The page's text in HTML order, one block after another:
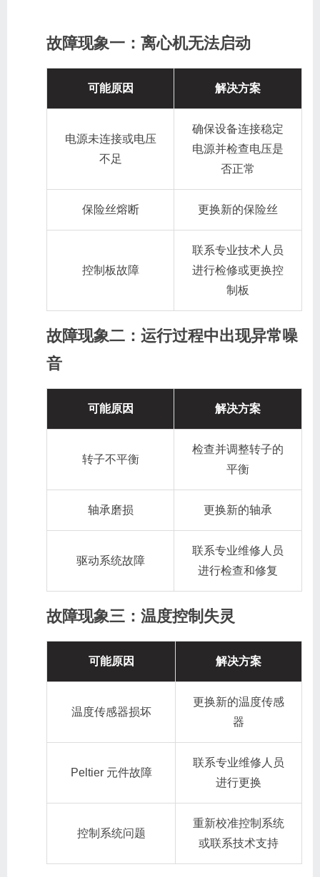
故障现象一：离心机无法启动
可能原因 解决方案
电源未连接或电压
不足
确保设备连接稳定
电源并检查电压是
否正常
保险丝熔断 更换新的保险丝
控制板故障
联系专业技术人员
进行检修或更换控
制板
故障现象二：运行过程中出现异常噪
音
可能原因 解决方案
转子不平衡
检查并调整转子的
平衡
轴承磨损 更换新的轴承
驱动系统故障
联系专业维修人员
进行检查和修复
故障现象三：温度控制失灵
可能原因 解决方案
温度传感器损坏
更换新的温度传感
器
Peltier 元件故障
联系专业维修人员
进行更换
控制系统问题
重新校准控制系统
或联系技术支持